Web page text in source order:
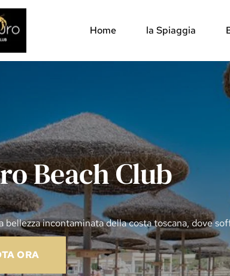
Home la Spiaggia
Beach Club
bellezza incontaminata della costa toscana, dove
ORA